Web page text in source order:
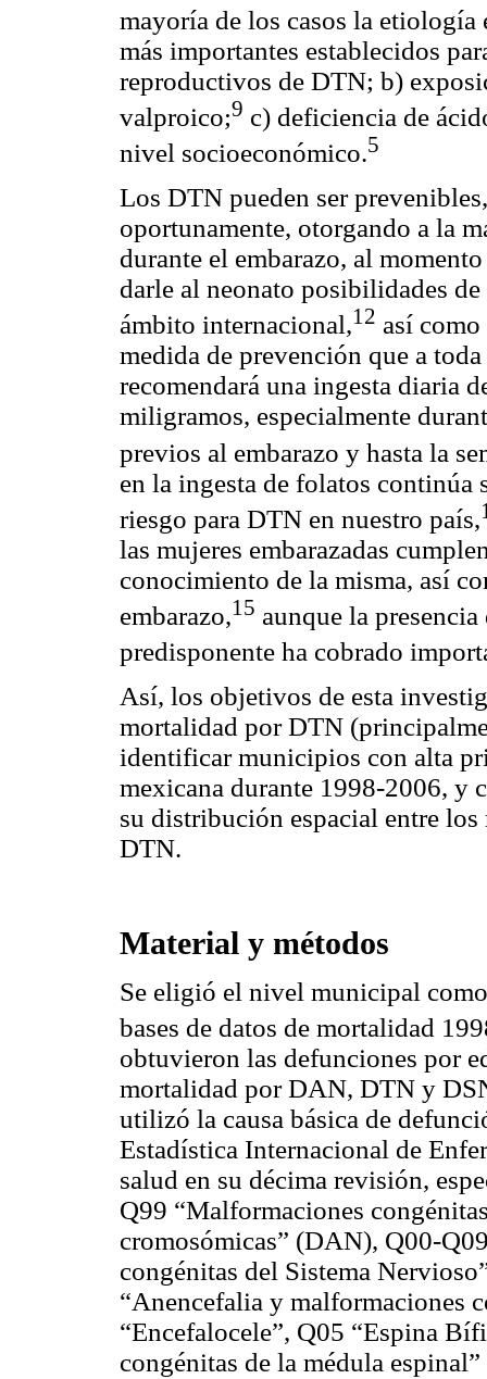
mayoría de los casos la
más importantes establecidos
reproductivos de DTN; b)
valproico;9 c) deficiencia de
nivel socioeconómico.5
Los DTN pueden ser
oportunamente, otorgando a la
durante el embarazo, al
darle al neonato posibilidades
ámbito internacional,12 así
medida de prevención que a
recomendará una ingesta diaria
miligramos, especialmente
previos al embarazo y hasta la
en la ingesta de folatos continúa
riesgo para DTN en nuestro país,
las mujeres embarazadas
conocimiento de la misma, así
embarazo,15 aunque la
predisponente ha cobrado
Así, los objetivos de esta
mortalidad por DTN
identificar municipios con alta
mexicana durante 1998-2006, y
su distribución espacial entre
DTN.
Material y métodos
Se eligió el nivel municipal
bases de datos de mortalidad
obtuvieron las defunciones por
mortalidad por DAN, DTN y
utilizó la causa básica de
Estadística Internacional de
salud en su décima revisión,
Q99 “Malformaciones
cromosómicas” (DAN), Q00-
congénitas del Sistema
“Anencefalia y malformaciones
“Encefalocele”, Q05 “Espina
congénitas de la médula